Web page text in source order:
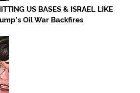
US BASES & ISRAEL LIKE
Oil War Backfires